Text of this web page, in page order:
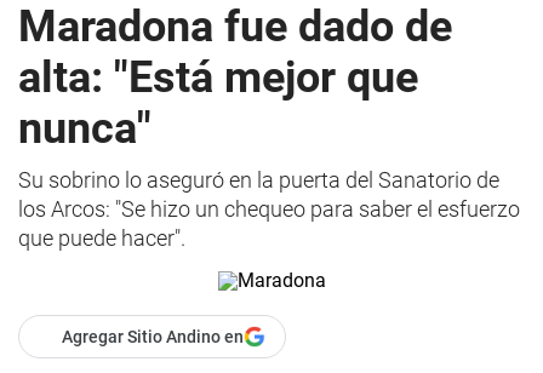
Maradona fue dado de
alta: "Está mejor que
nunca"
Su sobrino lo aseguró en la puerta del Sanatorio de
los Arcos: "Se hizo un chequeo para saber el esfuerzo
que puede hacer".
Agregar Sitio Andino en